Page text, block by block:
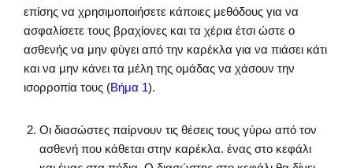
επίσης να χρησιμοποιήσετε κάποιες μεθόδους για να
ασφαλίσετε τους βραχίονες και τα χέρια έτσι ώστε ο
ασθενής να μην φύγει από την καρέκλα για να πιάσει κάτι
και να μην κάνει τα μέλη της ομάδας να χάσουν την
ισορροπία τους (Βήμα 1).
Οι διασώστες παίρνουν τις θέσεις τους γύρω από τον
ασθενή που κάθεται στην καρέκλα. ένας στο κεφάλι